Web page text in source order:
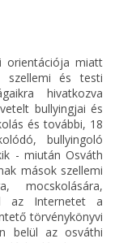
orientációja miatt
szellemi és testi
hivatkozva
bullyingjai és
és további, 18
bullyingoló
- miután Osváth
mások szellemi
mocskolására,
az Internetet a
törvénykönyvi
belül az osváthi